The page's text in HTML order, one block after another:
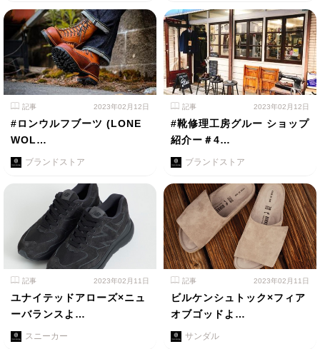
記事 2023年02月12日
#ロンウルフブーツ (LONE
WOL…
ブランドストア
記事 2023年02月12日
#靴修理工房グルー ショップ
紹介ー＃4…
ブランドストア
記事 2023年02月11日
ユナイテッドアローズ×ニュ
ーバランスよ…
スニーカー
記事 2023年02月11日
ビルケンシュトック×フィア
オブゴッドよ…
サンダル